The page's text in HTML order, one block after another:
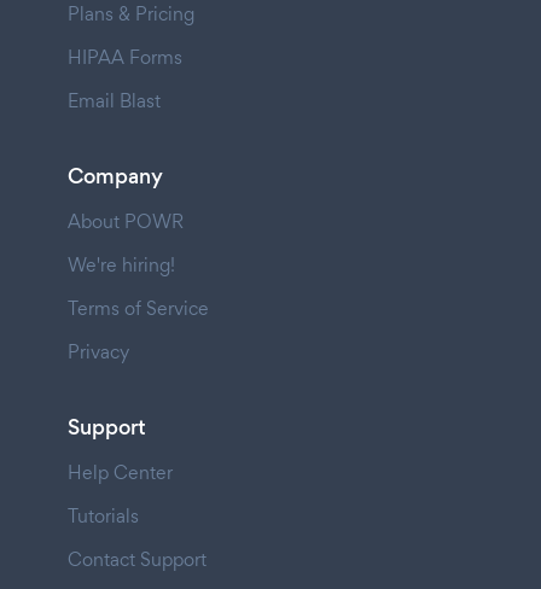
Plans & Pricing
HIPAA Forms
Email Blast
Company
About POWR
We're hiring!
Terms of Service
Privacy
Support
Help Center
Tutorials
Contact Support